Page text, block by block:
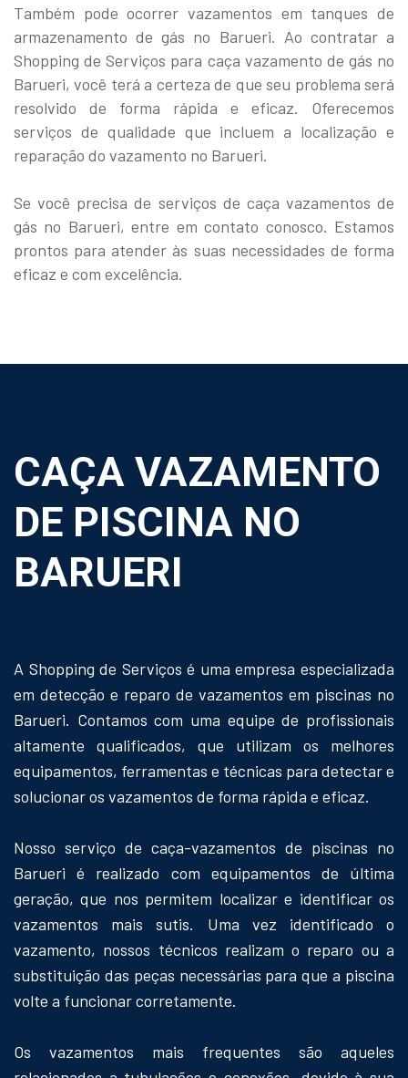
Também pode ocorrer vazamentos em tanques de
armazenamento de gás no Barueri. Ao contratar a
Shopping de Serviços para caça vazamento de gás no
Barueri, você terá a certeza de que seu problema será
resolvido de forma rápida e eficaz. Oferecemos
serviços de qualidade que incluem a localização e
reparação do vazamento no Barueri.
Se você precisa de serviços de caça vazamentos de
gás no Barueri, entre em contato conosco. Estamos
prontos para atender às suas necessidades de forma
eficaz e com excelência.
CAÇA VAZAMENTO
DE PISCINA NO
BARUERI
A Shopping de Serviços é uma empresa especializada
em detecção e reparo de vazamentos em piscinas no
Barueri. Contamos com uma equipe de profissionais
altamente qualificados, que utilizam os melhores
equipamentos, ferramentas e técnicas para detectar e
solucionar os vazamentos de forma rápida e eficaz.
Nosso serviço de caça-vazamentos de piscinas no
Barueri é realizado com equipamentos de última
geração, que nos permitem localizar e identificar os
vazamentos mais sutis. Uma vez identificado o
vazamento, nossos técnicos realizam o reparo ou a
substituição das peças necessárias para que a piscina
volte a funcionar corretamente.
Os vazamentos mais frequentes são aqueles